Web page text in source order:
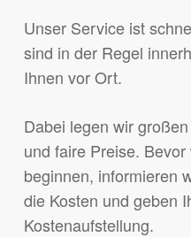
Unser Service ist
sind in der Regel
Ihnen vor Ort.
Dabei legen wir
und faire Preise.
beginnen, informieren
die Kosten und geben
Kostenaufstellung.